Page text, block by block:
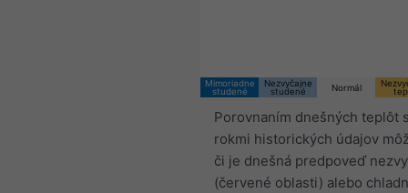
Mimoriadne
studené
Nezvyčajne
studené
Normál
Porovnaním dnešných teplôt
rokmi historických údajov
či je dnešná predpoveď
(červené oblasti) alebo